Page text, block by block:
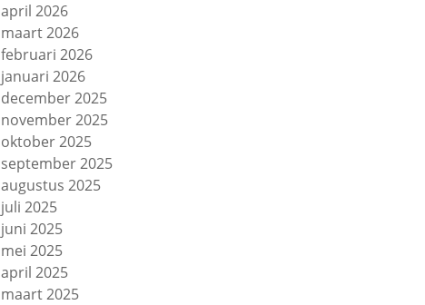
april 2026
maart 2026
februari 2026
januari 2026
december 2025
november 2025
oktober 2025
september 2025
augustus 2025
juli 2025
juni 2025
mei 2025
april 2025
maart 2025